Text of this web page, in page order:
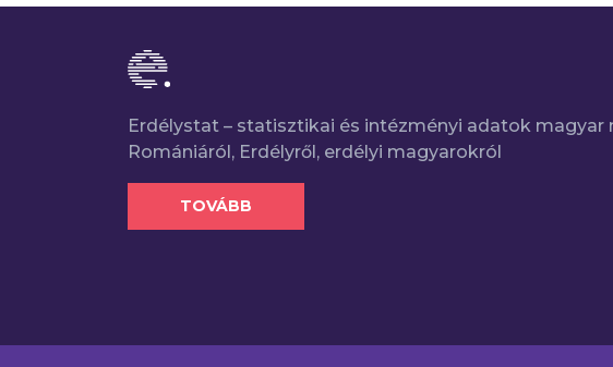
Erdélystat – statisztikai és intézményi adatok magyar
Romániáról, Erdélyről, erdélyi magyarokról
TOVÁBB